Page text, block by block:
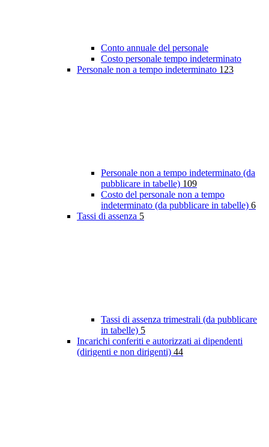
Conto annuale del personale
Costo personale tempo indeterminato
Personale non a tempo indeterminato 123
Personale non a tempo indeterminato (da
pubblicare in tabelle) 109
Costo del personale non a tempo
indeterminato (da pubblicare in tabelle) 6
Tassi di assenza 5
Tassi di assenza trimestrali (da pubblicare
in tabelle) 5
Incarichi conferiti e autorizzati ai dipendenti
(dirigenti e non dirigenti) 44